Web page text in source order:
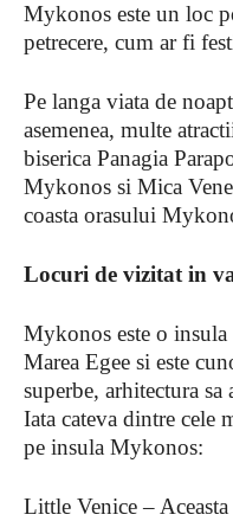
Mykonos este un loc
petrecere, cum ar fi
Pe langa viata de
asemenea, multe
biserica Panagia
Mykonos si Mica
coasta orasului
Locuri de vizitat in
Mykonos este o insula
Marea Egee si este
superbe, arhitectura
Iata cateva dintre cele
pe insula Mykonos:
Little Venice –